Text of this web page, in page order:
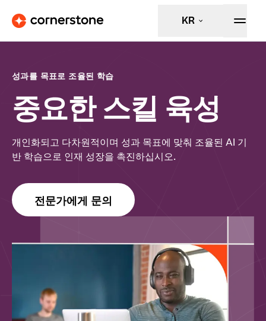
KR
성과를 목표로 조율된 학습
중요한 스킬 육성
개인화되고 다차원적이며 성과 목표에 맞춰 조율된 AI 기
반 학습으로 인재 성장을 촉진하십시오.
전문가에게 문의